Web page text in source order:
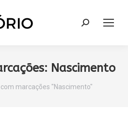
Search:
Nascimento
marcações "Nascimento"